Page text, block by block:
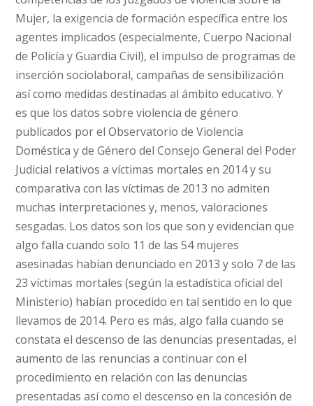
Mujer, la exigencia de formación específica entre los
agentes implicados (especialmente, Cuerpo Nacional
de Policía y Guardia Civil), el impulso de programas de
inserción sociolaboral, campañas de sensibilización
así como medidas destinadas al ámbito educativo. Y
es que los datos sobre violencia de género
publicados por el Observatorio de Violencia
Doméstica y de Género del Consejo General del Poder
Judicial relativos a víctimas mortales en 2014 y su
comparativa con las víctimas de 2013 no admiten
muchas interpretaciones y, menos, valoraciones
sesgadas. Los datos son los que son y evidencian que
algo falla cuando solo 11 de las 54 mujeres
asesinadas habían denunciado en 2013 y solo 7 de las
23 víctimas mortales (según la estadística oficial del
Ministerio) habían procedido en tal sentido en lo que
llevamos de 2014. Pero es más, algo falla cuando se
constata el descenso de las denuncias presentadas, el
aumento de las renuncias a continuar con el
procedimiento en relación con las denuncias
presentadas así como el descenso en la concesión de